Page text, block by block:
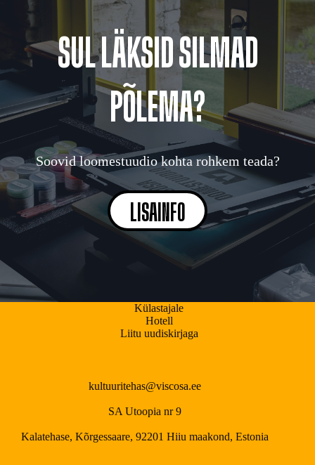
SUL LÄKSID SILMAD
PÕLEMA?
Soovid loomestuudio kohta rohkem teada?
LISAINFO
Külastajale
Hotell
Liitu uudiskirjaga
kultuuritehas@viscosa.ee
SA Utoopia nr 9
Kalatehase, Kõrgessaare, 92201 Hiiu maakond, Estonia